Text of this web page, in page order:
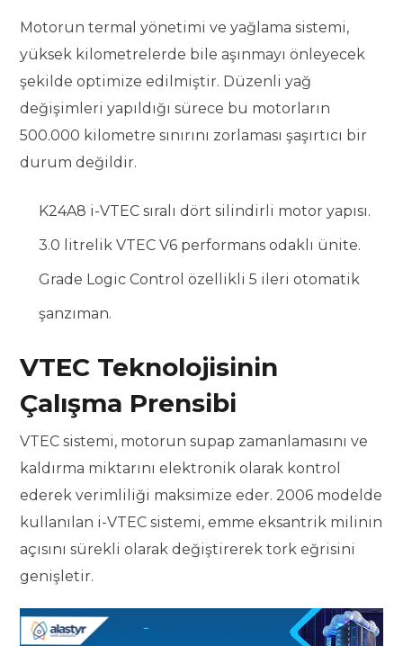
Motorun termal yönetimi ve yağlama sistemi,
yüksek kilometrelerde bile aşınmayı önleyecek
şekilde optimize edilmiştir. Düzenli yağ
değişimleri yapıldığı sürece bu motorların
500.000 kilometre sınırını zorlaması şaşırtıcı bir
durum değildir.
K24A8 i-VTEC sıralı dört silindirli motor yapısı.
3.0 litrelik VTEC V6 performans odaklı ünite.
Grade Logic Control özellikli 5 ileri otomatik
şanzıman.
VTEC Teknolojisinin
Çalışma Prensibi
VTEC sistemi, motorun supap zamanlamasını ve
kaldırma miktarını elektronik olarak kontrol
ederek verimliliği maksimize eder. 2006 modelde
kullanılan i-VTEC sistemi, emme eksantrik milinin
açısını sürekli olarak değiştirerek tork eğrisini
genişletir.